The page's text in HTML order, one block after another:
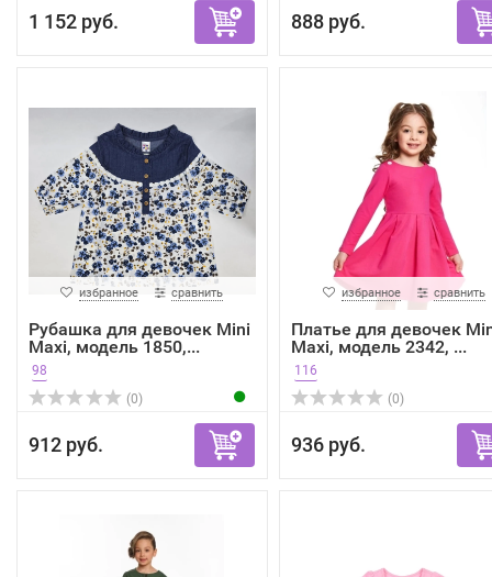
1 152 руб. 888 руб.
избранное сравнить
Рубашка для девочек Mini
Maxi, модель 1850,...
98
(0)
912 руб.
избранное сравнить
Платье для девочек
Maxi, модель 2342, ...
116
(0)
936 руб.